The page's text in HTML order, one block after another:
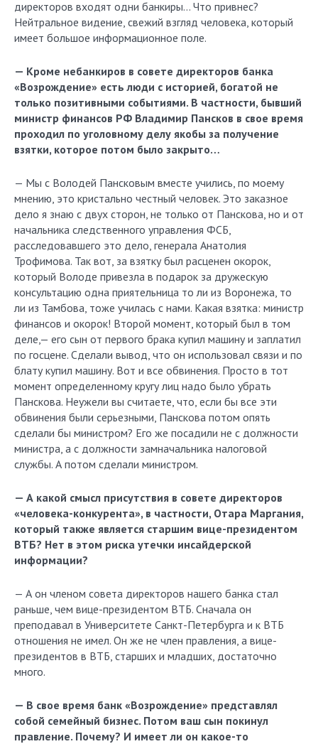
директоров входят одни банкиры… Что привнес?
Нейтральное видение, свежий взгляд человека, который
имеет большое информационное поле.
— Кроме небанкиров в совете директоров банка
«Возрождение» есть люди с историей, богатой не
только позитивными событиями. В частности, бывший
министр финансов РФ Владимир Пансков в свое время
проходил по уголовному делу якобы за получение
взятки, которое потом было закрыто…
— Мы с Володей Пансковым вместе учились, по моему
мнению, это кристально честный человек. Это заказное
дело я знаю с двух сторон, не только от Панскова, но и от
начальника следственного управления ФСБ,
расследовавшего это дело, генерала Анатолия
Трофимова. Так вот, за взятку был расценен окорок,
который Володе привезла в подарок за дружескую
консультацию одна приятельница то ли из Воронежа, то
ли из Тамбова, тоже училась с нами. Какая взятка: министр
финансов и окорок! Второй момент, который был в том
деле,— его сын от первого брака купил машину и заплатил
по госцене. Сделали вывод, что он использовал связи и по
блату купил машину. Вот и все обвинения. Просто в тот
момент определенному кругу лиц надо было убрать
Панскова. Неужели вы считаете, что, если бы все эти
обвинения были серьезными, Панскова потом опять
сделали бы министром? Его же посадили не с должности
министра, а с должности замначальника налоговой
службы. А потом сделали министром.
— А какой смысл присутствия в совете директоров
«человека-конкурента», в частности, Отара Маргания,
который также является старшим вице-президентом
ВТБ? Нет в этом риска утечки инсайдерской
информации?
— А он членом совета директоров нашего банка стал
раньше, чем вице-президентом ВТБ. Сначала он
преподавал в Университете Санкт-Петербурга и к ВТБ
отношения не имел. Он же не член правления, а вице-
президентов в ВТБ, старших и младших, достаточно
много.
— В свое время банк «Возрождение» представлял
собой семейный бизнес. Потом ваш сын покинул
правление. Почему? И имеет ли он какое-то